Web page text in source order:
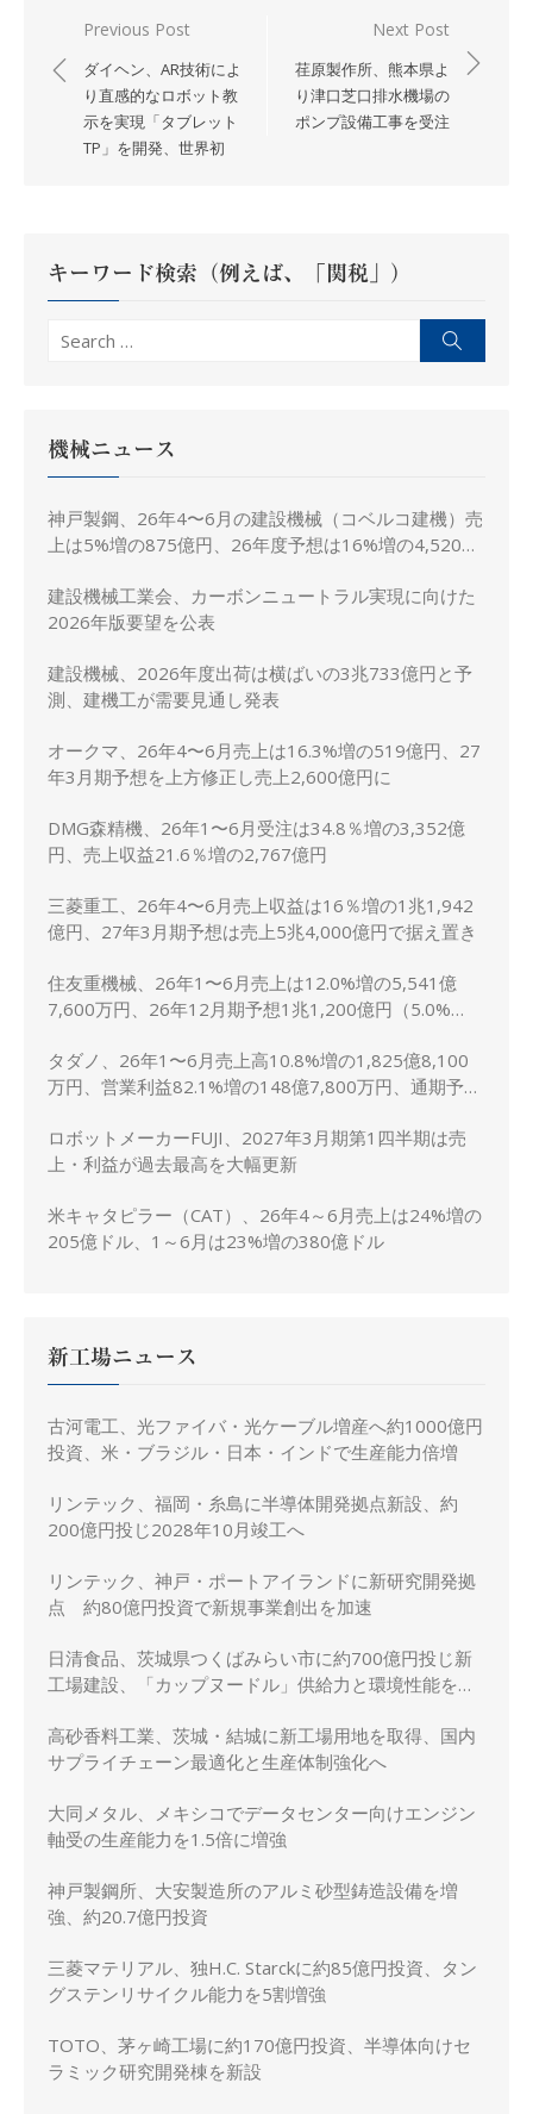
稿
ョ
ン
Previous Post
ダイヘン、AR技術によ
り直感的なロボット教
示を実現「タブレット
TP」を開発、世界初
Next Post
荏原製作所、熊本県よ
り津口芝口排水機場の
ポンプ設備工事を受注
キーワード検索（例えば、「関税」）
Search
機械ニュース
神戸製鋼、26年4〜6月の建設機械（コベルコ建機）売
上は5%増の875億円、26年度予想は16%増の4,520億
建設機械工業会、カーボンニュートラル実現に向けた
2026年版要望を公表
建設機械、2026年度出荷は横ばいの3兆733億円と予
測、建機工が需要見通し発表
オークマ、26年4〜6月売上は16.3%増の519億円、27
年3月期予想を上方修正し売上2,600億円に
DMG森精機、26年1〜6月受注は34.8％増の3,352億
円、売上収益21.6％増の2,767億円
三菱重工、26年4〜6月売上収益は16％増の1兆1,942
億円、27年3月期予想は売上5兆4,000億円で据え置き
住友重機械、26年1〜6月売上は12.0%増の5,541億
7,600万円、26年12月期予想1兆1,200億円（5.0%
タダノ、26年1〜6月売上高10.8%増の1,825億8,100
万円、営業利益82.1%増の148億7,800万円、通期予想
ロボットメーカーFUJI、2027年3月期第1四半期は売
上・利益が過去最高を大幅更新
米キャタピラー（CAT）、26年4～6月売上は24%増の
205億ドル、1～6月は23%増の380億ドル
新工場ニュース
古河電工、光ファイバ・光ケーブル増産へ約1000億円
投資、米・ブラジル・日本・インドで生産能力倍増
リンテック、福岡・糸島に半導体開発拠点新設、約
200億円投じ2028年10月竣工へ
リンテック、神戸・ポートアイランドに新研究開発拠
点 約80億円投資で新規事業創出を加速
日清食品、茨城県つくばみらい市に約700億円投じ新
工場建設、「カップヌードル」供給力と環境性能を強
高砂香料工業、茨城・結城に新工場用地を取得、国内
サプライチェーン最適化と生産体制強化へ
大同メタル、メキシコでデータセンター向けエンジン
軸受の生産能力を1.5倍に増強
神戸製鋼所、大安製造所のアルミ砂型鋳造設備を増
強、約20.7億円投資
三菱マテリアル、独H.C. Starckに約85億円投資、タン
グステンリサイクル能力を5割増強
TOTO、茅ヶ崎工場に約170億円投資、半導体向けセ
ラミック研究開発棟を新設